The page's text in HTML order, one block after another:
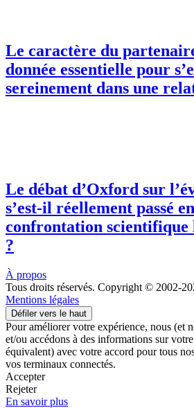
Le caractère du
donnée essentielle pour
sereinement dans une
Le débat d’Oxford sur
s’est-il réellement passé
confrontation scientifique
?
À propos
Tous droits réservés. Copyright © 2002-
Mentions légales
Défiler vers le haut
Pour améliorer votre expérience, nous (et
et/ou accédons à des informations sur
équivalent) avec votre accord pour tous
vos terminaux connectés.
Accepter
Rejeter
En savoir plus